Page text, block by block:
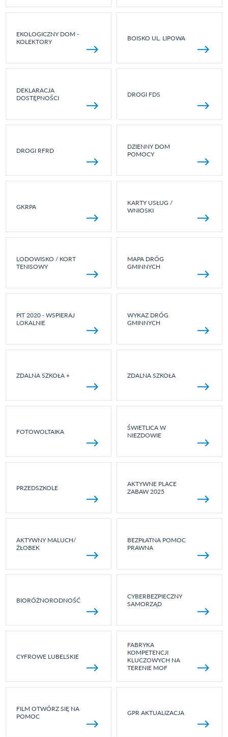
EKOLOGICZNY DOM -
KOLEKTORY
BOISKO UL. LIPOWA
DEKLARACJA
DOSTĘPNOŚCI
DROGI FDS
DROGI RFRD
DZIENNY DOM
POMOCY
GKRPA
KARTY USŁUG /
WNIOSKI
LODOWISKO / KORT
TENISOWY
MAPA DRÓG
GMINNYCH
PIT 2020 - WSPIERAJ
LOKALNIE
WYKAZ DRÓG
GMINNYCH
ZDALNA SZKOŁA + ZDALNA SZKOŁA
FOTOWOLTAIKA
ŚWIETLICA W
NIEZDOWIE
PRZEDSZKOLE
AKTYWNE PLACE
ZABAW 2025
AKTYWNY MALUCH/
ŻŁOBEK
BEZPŁATNA POMOC
PRAWNA
BIORÓŻNORODNOŚĆ
CYBERBEZPIECZNY
SAMORZĄD
CYFROWE LUBELSKIE
FABRYKA
KOMPETENCJI
KLUCZOWYCH NA
TERENIE MOF
FILM OTWÓRZ SIĘ NA
POMOC
GPR AKTUALIZACJA